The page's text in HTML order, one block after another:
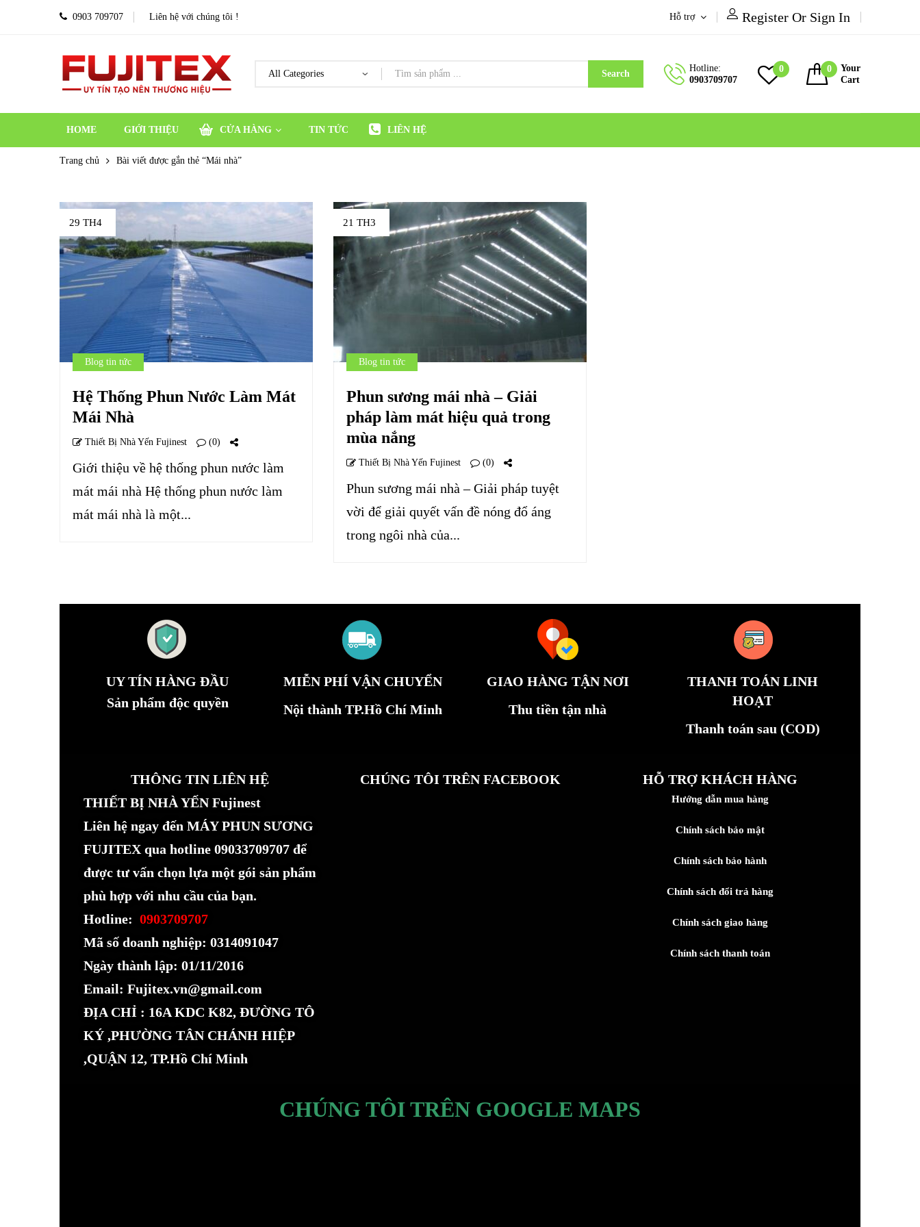
0903 709707 Liên hệ với chúng tôi ! Hỗ trợ Register Or Sign In
Search
Hotline:
0903709707
0 0
Your
Cart
HOME GIỚI THIỆU CỬA HÀNG TIN TỨC LIÊN HỆ
Trang chủ Bài viết được gắn thẻ “Mái nhà”
29 TH4
Blog tin tức
Hệ Thống Phun Nước Làm Mát
Mái Nhà
Thiết Bị Nhà Yến Fujinest (0)
Giới thiệu về hệ thống phun nước làm
mát mái nhà Hệ thống phun nước làm
mát mái nhà là một...
21 TH3
Blog tin tức
Phun sương mái nhà – Giải
pháp làm mát hiệu quả trong
mùa nắng
Thiết Bị Nhà Yến Fujinest (0)
Phun sương mái nhà – Giải pháp tuyệt
vời để giải quyết vấn đề nóng đổ áng
trong ngôi nhà của...
UY TÍN HÀNG ĐẦU
Sản phẩm độc quyền
MIỄN PHÍ VẬN CHUYỂN
Nội thành TP.Hồ Chí Minh
GIAO HÀNG TẬN NƠI
Thu tiền tận nhà
THANH TOÁN LINH
HOẠT
Thanh toán sau (COD)
THÔNG TIN LIÊN HỆ
THIẾT BỊ NHÀ YẾN Fujinest
Liên hệ ngay đến MÁY PHUN SƯƠNG
FUJITEX qua hotline 09033709707 để
được tư vấn chọn lựa một gói sản phẩm
phù hợp với nhu cầu của bạn.
Hotline: 0903709707
Mã số doanh nghiệp: 0314091047
Ngày thành lập: 01/11/2016
Email: Fujitex.vn@gmail.com
ĐỊA CHỈ : 16A KDC K82, ĐƯỜNG TÔ
KÝ ,PHƯỜNG TÂN CHÁNH HIỆP
,QUẬN 12, TP.Hồ Chí Minh
CHÚNG TÔI TRÊN FACEBOOK HỖ TRỢ KHÁCH HÀNG
Hướng dẫn mua hàng
Chính sách bảo mật
Chính sách bảo hành
Chính sách đổi trả hàng
Chính sách giao hàng
Chính sách thanh toán
CHÚNG TÔI TRÊN GOOGLE MAPS